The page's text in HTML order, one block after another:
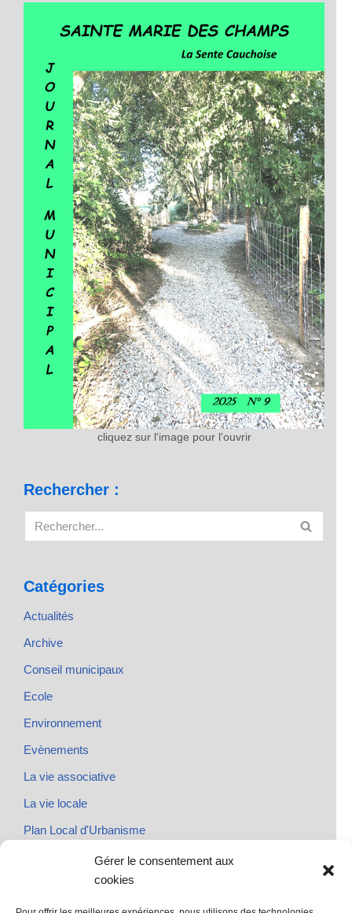
Gérer le consentement aux
cookies
cliquez sur l'image pour l'ouvrir
Rechercher :
Catégories
Actualités
Archive
Conseil municipaux
Ecole
Environnement
Evènements
La vie associative
La vie locale
Plan Local d'Urbanisme